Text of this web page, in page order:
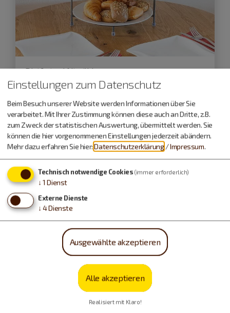
Dietfurt a.d.Altmühl
03.10.26
Feiertagsfrühstück am Tag der
Deutschen Einheit
Kulinarische Veranstaltungen
Einstellungen zum Datenschutz
Beim Besuch unserer Website werden Informationen über Sie
verarbeitet. Mit Ihrer Zustimmung können diese auch an Dritte, z.B.
zum Zweck der statistischen Auswertung, übermittelt werden. Sie
können die hier vorgenommenen Einstellungen jederzeit abändern.
Mehr dazu erfahren Sie hier:Datenschutzerklärung /Impressum.
Technisch notwendige Cookies (immer erforderlich)
↓ 1 Dienst
Externe Dienste
↓ 4Dienste
Ausgewählte akzeptieren
Alle akzeptieren
Realisiert mit Klaro!